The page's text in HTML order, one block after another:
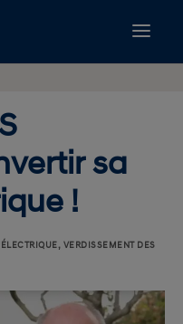
sa
!
, VERDISSEMENT DES